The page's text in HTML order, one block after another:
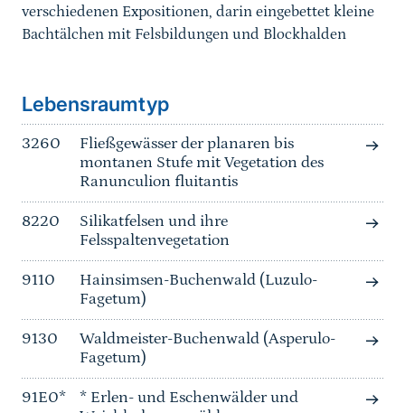
verschiedenen Expositionen, darin eingebettet kleine
Bachtälchen mit Felsbildungen und Blockhalden
Lebensraumtyp
3260
Fließgewässer der planaren bis
montanen Stufe mit Vegetation des
Ranunculion fluitantis
8220
Silikatfelsen und ihre
Felsspaltenvegetation
9110
Hainsimsen-Buchenwald (Luzulo-
Fagetum)
9130
Waldmeister-Buchenwald (Asperulo-
Fagetum)
91E0*
* Erlen- und Eschenwälder und